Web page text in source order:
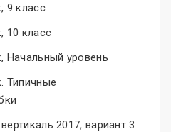
9 класс
10 класс
Начальный уровень
Типичные
2017, вариант 3